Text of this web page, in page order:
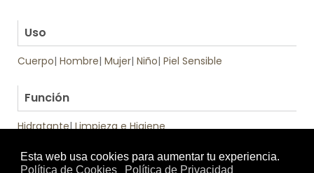
Uso
Cuerpo| Hombre| Mujer| Niño| Piel Sensible
Función
Hidratante|Limpieza e Higiene
Textura
Tratamiento
Apto: